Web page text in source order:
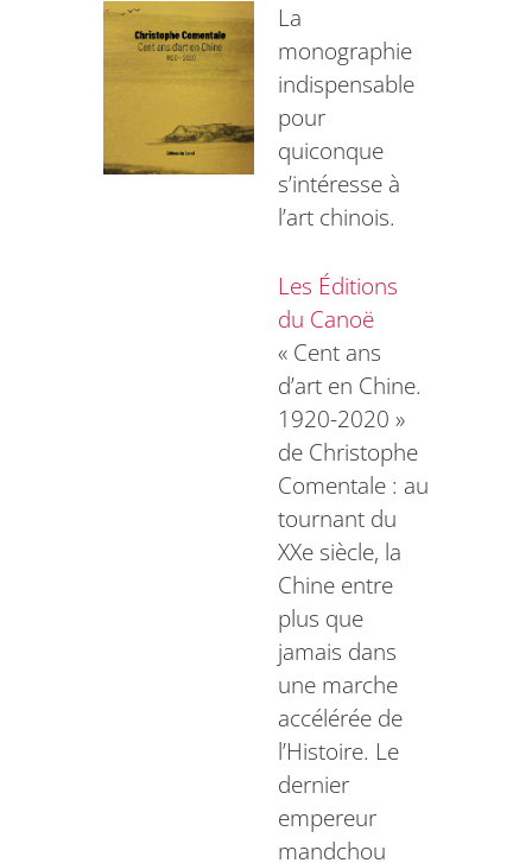
La
monographie
indispensable
pour
quiconque
s’intéresse à
l’art chinois.
Les Éditions
du Canoë
« Cent ans
d’art en Chine.
1920-2020 »
de Christophe
Comentale : au
tournant du
XXe siècle, la
Chine entre
plus que
jamais dans
une marche
accélérée de
l’Histoire. Le
dernier
empereur
mandchou